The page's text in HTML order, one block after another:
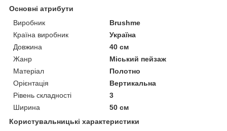
Основні атрибути
Виробник
Brushme
Країна виробник
Україна
Довжина
40 см
Жанр
Міський пейзаж
Матеріал
Полотно
Орієнтація
Вертикальна
Рівень складності
3
Ширина
50 см
Користувальницькі характеристики